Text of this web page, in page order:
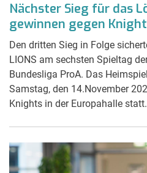
Nächster Sieg für das
gewinnen gegen
Den dritten Sieg in Folge
LIONS am sechsten Spieltag
Bundesliga ProA. Das
Samstag, den 14.November
Knights in der Europahalle statt.